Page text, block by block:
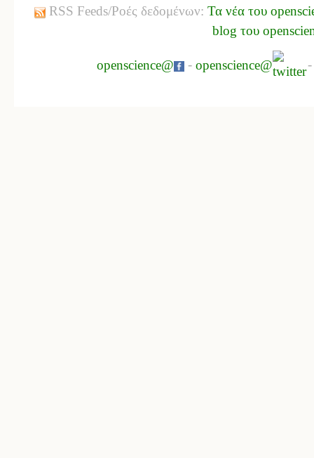
RSS Feeds/Ροές δεδομένων: Τα νέα του
blog του
openscience@ - openscience@